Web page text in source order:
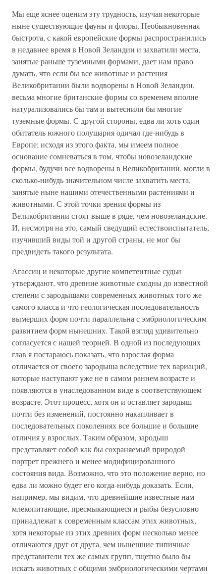
Мы еще яснее оценим эту трудность, изучая некоторые
ныне существующие фауны и флоры. Необыкновенная
быстрота, с какой европейские формы распространились
в недавнее время в Новой Зеландии и захватили места,
занятые раньше туземными формами, дает нам право
думать, что если бы все животные и растения
Великобритании были водворены в Новой Зеландии,
весьма многие британские формы со временем вполне
натурализовались бы там и вытеснили бы многие
туземные формы. С другой стороны, едва ли хоть один
обитатель южного полушария одичал где-нибудь в
Европе; исходя из этого факта, мы имеем полное
основание сомневаться в том, чтобы новозеландские
формы, будучи все водворены в Великобритании, могли в
сколько-нибудь значительном числе захватить места,
занятые ныне нашими отечественными растениями и
животными. С этой точки зрения формы из
Великобритании стоят выше в ряде, чем новозеландские.
И, несмотря на это, самый сведущий естествоиспытатель,
изучивший виды той и другой страны, не мог бы
предвидеть такого результата.
Агассиц и некоторые другие компетентные судьи
утверждают, что древние животные сходны до известной
степени с зародышами современных животных того же
самого класса и что геологическая последовательность
вымерших форм почти параллельна с эмбриологическим
развитием форм нынешних. Такой взгляд удивительно
согласуется с нашей теорией. В одной из последующих
глав я постараюсь показать, что взрослая форма
отличается от своего зародыша вследствие тех вариаций,
которые наступают уже не в самом раннем возрасте и
появляются в унаследованном виде в соответствующем
возрасте. Этот процесс, хотя он и оставляет зародыш
почти без изменений, постоянно накапливает в
последовательных поколениях все большие и большие
отличия у взрослых. Таким образом, зародыш
представляет собой как бы сохраняемый природой
портрет прежнего и менее модифицированного
состояния вида. Возможно, что это положение верно, но
едва ли можно будет его когда-нибудь доказать. Если,
например, мы видим, что древнейшие известные нам
млекопитающие, пресмыкающиеся и рыбы безусловно
принадлежат к современным классам этих животных,
хотя некоторые из этих древних форм несколько менее
отличаются друг от друга, чем нынешние типичные
представители тех же самых групп, тщетно было бы
искать животных с общими эмбриологическими чертами